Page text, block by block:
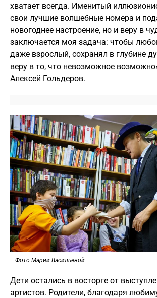
хватает всегда. Именитый
свои лучшие волшебные номера и
новогоднее настроение, но и веру в
заключается моя задача: чтобы
даже взрослый, сохранял в глубине
веру в то, что невозможное
Алексей Гольдеров.
Фото Марии Васильевой
Дети остались в восторге от
артистов. Родители, благодаря